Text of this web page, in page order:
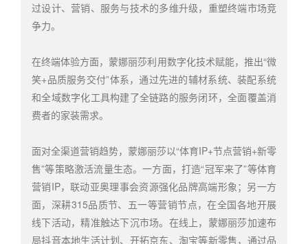
过设计、营销、服务与技术的多维升级，重塑终端市场竞
争力。
在终端体验方面，蒙娜丽莎利用数字化技术赋能，推出“微
笑+品质服务交付”体系，通过先进的辅材系统、装配系统
和全域数字化工具构建了全链路的服务闭环，全面覆盖消
费者的家装需求。
面对全渠道营销趋势，蒙娜丽莎以“体育IP+节点营销+新零
售”等策略激活流量生态。一方面，打造“冠军来了”等体育
营销IP，联动亚奥理事会资源强化品牌高端形象；另一方
面，深耕315品质节、五一等营销节点，在全国各地开展
线下活动，精准触达下沉市场。在线上，蒙娜丽莎加速布
局抖音本地生活计划、开拓京东、淘宝等新零售，通过品